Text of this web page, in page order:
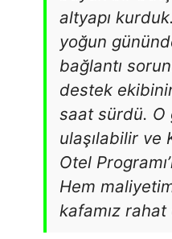
altyapı
yoğun
bağlantı
destek
saat sürdü. O
ulaşılabilir ve
Otel
Hem
kafamız rahat